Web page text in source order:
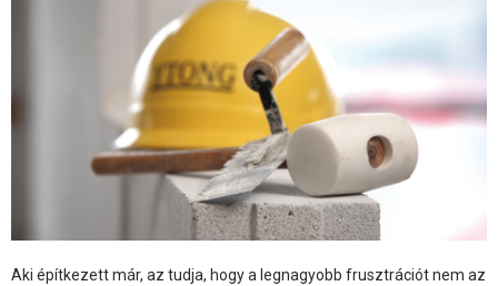
Aki építkezett már, az tudja, hogy a legnagyobb frusztrációt nem az